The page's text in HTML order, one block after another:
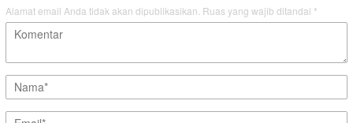
Alamat email Anda tidak akan dipublikasikan. Ruas yang wajib ditandai *